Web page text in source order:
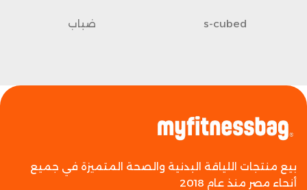
s-cubed ضباب
بيع منتجات اللياقة البدنية والصحة المتميزة في جميع
أنحاء مصر منذ عام 2018